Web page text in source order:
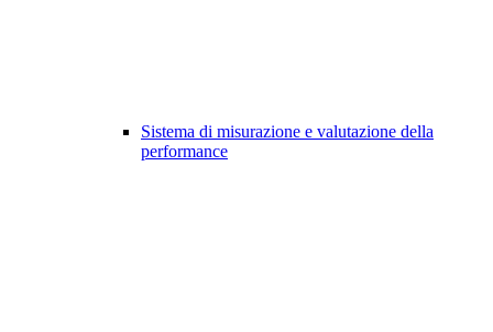
Sistema di misurazione e valutazione della
performance